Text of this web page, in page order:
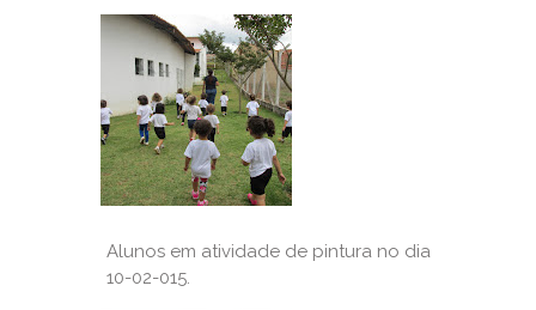
Alunos em atividade de pintura no dia
10-02-015.